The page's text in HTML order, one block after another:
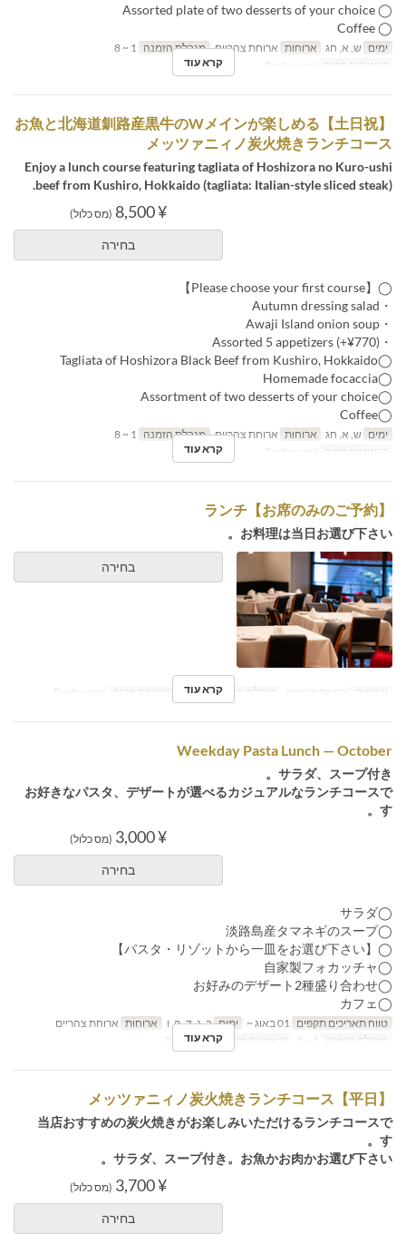
◯ Assorted plate of two desserts of your choice
◯ Coffee
ימים ש, א, חג ארוחות ארוחת צהריים מגבלת הזמנה
קטגוריית מקום
קרא עוד
【土日祝】お魚と北海道釧路産黒牛のWメインが楽しめる
メッツァニィノ炭火焼きランチコース
Enjoy a lunch course featuring tagliata of Hoshizora no Kuro-ushi
beef from Kushiro, Hokkaido (tagliata: Italian-style sliced steak).
¥ 8,500 (מס כלול)
בחירה
◯【Please choose your first course】
・Autumn dressing salad
・Awaji Island onion soup
・Assorted 5 appetizers (+¥770)
◯Tagliata of Hoshizora Black Beef from Kushiro, Hokkaido
◯Homemade focaccia
◯Assortment of two desserts of your choice
◯Coffee
ימים ש, א, חג ארוחות ארוחת צהריים מגבלת הזמנה
קטגוריית מקום
קרא עוד
ランチ【お席のみのご予約】
お料理は当日お選び下さい。
בחירה
ארוחות ארוחת צהריים מגבלת הזמנה 1 ~ 6 קטגוריית מקום קרא עוד
Weekday Pasta Lunch — October
サラダ、スープ付き。
お好きなパスタ、デザートが選べるカジュアルなランチコースで
す。
¥ 3,000 (מס כלול)
בחירה
◯サラダ
◯淡路島産タマネギのスープ
◯【パスタ・リゾットから一皿をお選び下さい】
◯自家製フォカッチャ
◯お好みのデザート2種盛り合わせ
◯カフェ
טווח תאריכים תקפים ימים ב, ג, ד, ה, ו ארוחות ארוחת צהריים
מגבלת הזמנה
קטגוריית מקום Restaurant
קרא עוד
【平日】メッツァニィノ炭火焼きランチコース
当店おすすめの炭火焼きがお楽しみいただけるランチコースで
す。
サラダ、スープ付き。お魚かお肉かお選び下さい。
¥ 3,700 (מס כלול)
בחירה